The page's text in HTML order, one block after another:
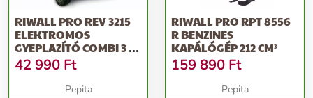
RIWALL PRO REV 3215
ELEKTROMOS
GYEPLAZÍTÓ COMBI 3 AZ
1-BEN
42 990 Ft
Pepita
RIWALL PRO RPT 8556
R BENZINES
KAPÁLÓGÉP 212 CM³
159 890 Ft
Pepita